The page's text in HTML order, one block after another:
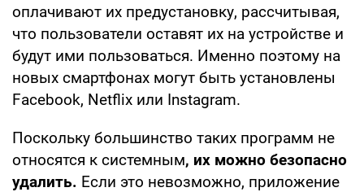
оплачивают их предустановку, рассчитывая,
что пользователи оставят их на устройстве и
будут ими пользоваться. Именно поэтому на
новых смартфонах могут быть установлены
Facebook, Netflix или Instagram.
Поскольку большинство таких программ не
относятся к системным, их можно безопасно
удалить. Если это невозможно, приложение